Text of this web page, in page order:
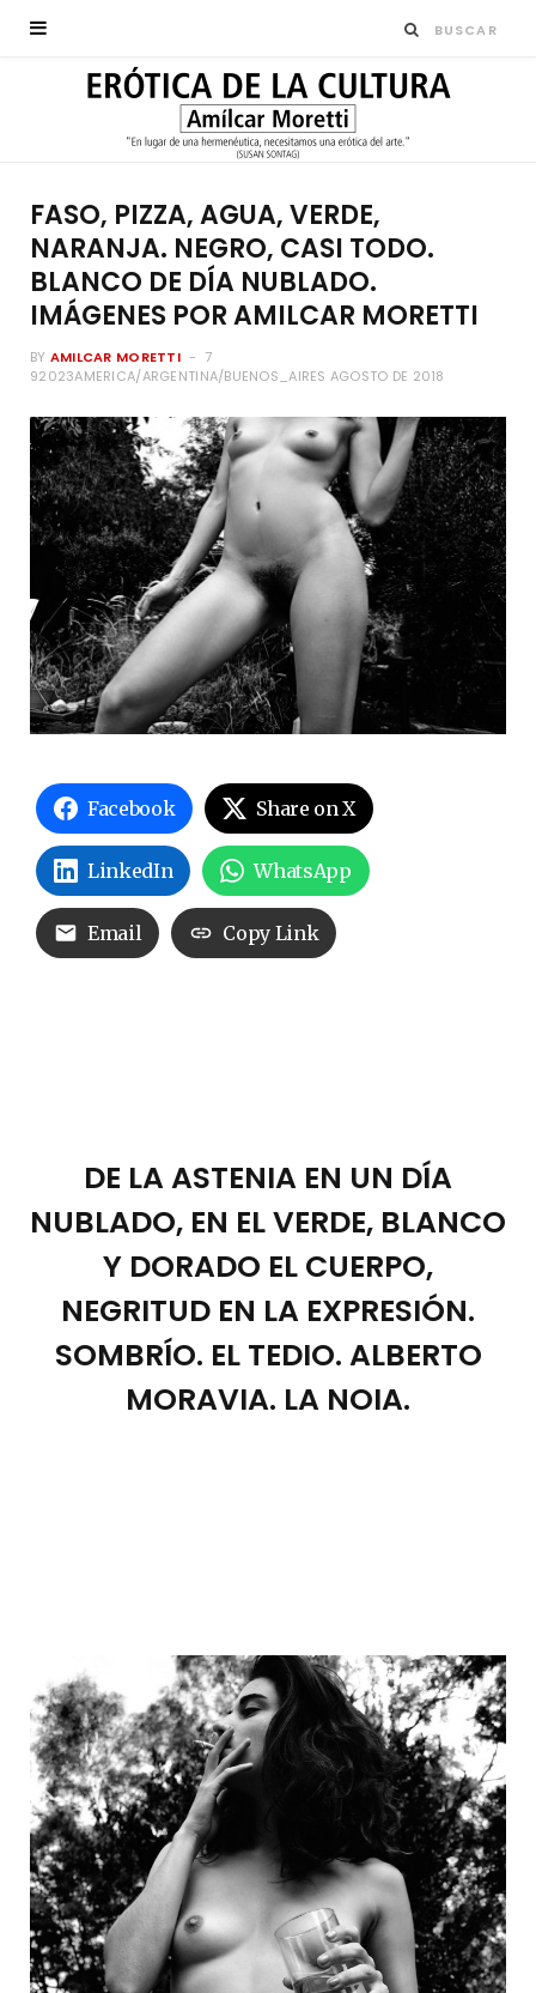
FASO, PIZZA, AGUA, VERDE,
NARANJA. NEGRO, CASI TODO.
BLANCO DE DÍA NUBLADO.
IMÁGENES POR AMILCAR MORETTI
BY AMILCAR MORETTI
7
92023AMERICA/ARGENTINA/BUENOS_AIRES AGOSTO DE 2018
Facebook Share on X
LinkedIn WhatsApp
Email Copy Link
DE LA ASTENIA EN UN DÍA
NUBLADO, EN EL VERDE, BLANCO
Y DORADO EL CUERPO,
NEGRITUD EN LA EXPRESIÓN.
SOMBRÍO. EL TEDIO. ALBERTO
MORAVIA. LA NOIA.